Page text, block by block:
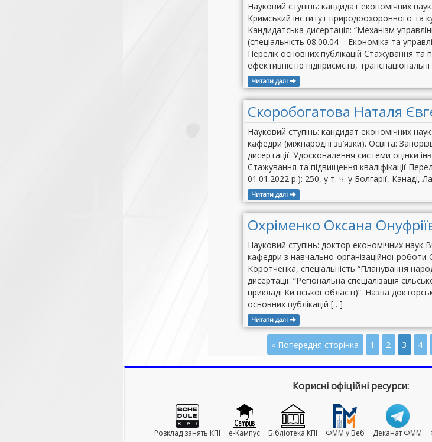
Науковий ступінь: кандидат економічних
Кримський інститут природоохоронного та
Кандидатська дисертація: “Механізм
(спеціальність 08.00.04 – Економіка та
Перелік основних публікацій Стажування та
ефективністю підприємств,
Читати далі
Скоробогатова Наталя
Науковий ступінь: кандидат економічних
кафедри (міжнародні зв’язки). Освіта:
дисертації: Удосконалення системи оцінки
Стажування та підвищення кваліфікації
01.01.2022 р.): 250, у т. ч. у Болгарії, Канаді,
Читати далі
Охріменко Оксана
Науковий ступінь: доктор економічних
кафедри з навчально-організаційної роботи
Коротченка, спеціальність “Планування
дисертації: “Регіональна спеціалізація
прикладі Київської області)”. Назва
основних публікацій […]
Читати далі
« Попередня сторінка 1 2 3 4
Корисні офіційні ресурси:
Розклад занять КПІ e-Кампус Бібліотека КПІ ФММ у Веб Деканат ФММ